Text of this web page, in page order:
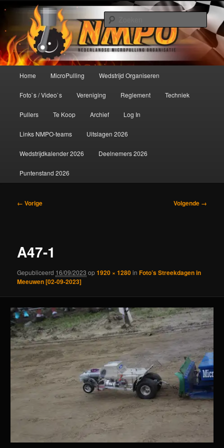
primaire
inhoudNederlandse MicroPulling
Organisatie
De meest krachtige modelbouwsport ter wereld!
Home MicroPulling Wedstrijd Organiseren
Foto`s / Video`s Vereniging Reglement Techniek
Pullers Te Koop Archief Log In
Links NMPO-teams Uitslagen 2026
Wedstrijdkalender 2026 Deelnemers 2026
Puntenstand 2026
Afbeeldingsnavigatie
← Vorige Volgende →
A47-1
Gepubliceerd 16/09/2023 op1920 × 1280inFoto’s Streekdagen in
Meeuwen [02-09-2023]